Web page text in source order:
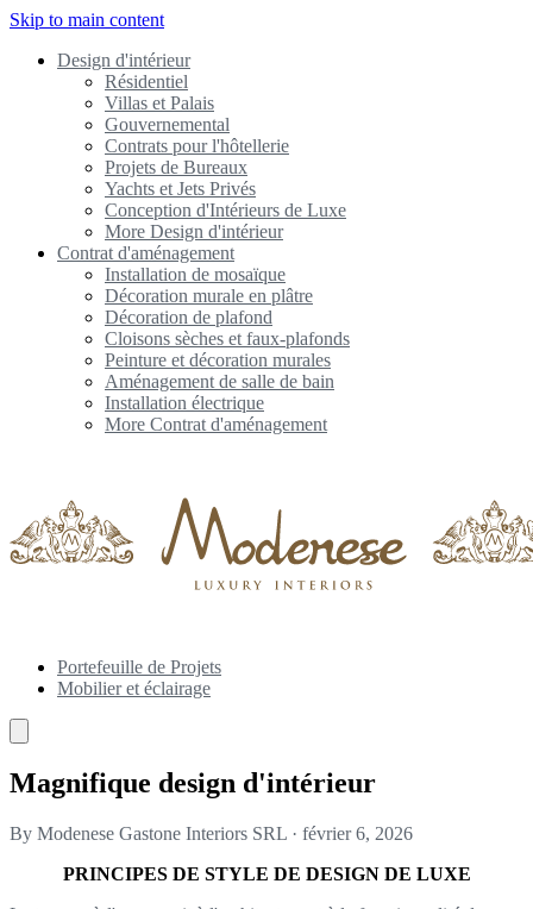
Skip to main content
Design d'intérieur
Résidentiel
Villas et Palais
Gouvernemental
Contrats pour l'hôtellerie
Projets de Bureaux
Yachts et Jets Privés
Conception d'Intérieurs de Luxe
More Design d'intérieur
Contrat d'aménagement
Installation de mosaïque
Décoration murale en plâtre
Décoration de plafond
Cloisons sèches et faux-plafonds
Peinture et décoration murales
Aménagement de salle de bain
Installation électrique
More Contrat d'aménagement
Portefeuille de Projets
Mobilier et éclairage
Magnifique design d'intérieur
By Modenese Gastone Interiors SRL · février 6, 2026
PRINCIPES DE STYLE DE DESIGN DE LUXE